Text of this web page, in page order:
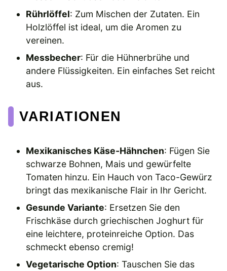
Rührlöffel: Zum Mischen der Zutaten. Ein
Holzlöffel ist ideal, um die Aromen zu
vereinen.
Messbecher: Für die Hühnerbrühe und
andere Flüssigkeiten. Ein einfaches Set reicht
aus.
VARIATIONEN
Mexikanisches Käse-Hähnchen: Fügen Sie
schwarze Bohnen, Mais und gewürfelte
Tomaten hinzu. Ein Hauch von Taco-Gewürz
bringt das mexikanische Flair in Ihr Gericht.
Gesunde Variante: Ersetzen Sie den
Frischkäse durch griechischen Joghurt für
eine leichtere, proteinreiche Option. Das
schmeckt ebenso cremig!
Vegetarische Option: Tauschen Sie das